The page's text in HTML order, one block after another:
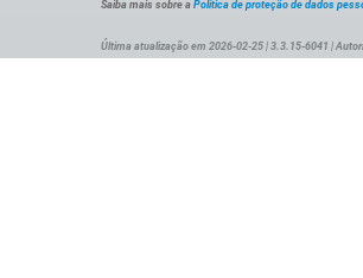
Saiba mais sobre a Política de proteção de dados
Última atualização em 2026-02-25 | 3.3.15-6041 |